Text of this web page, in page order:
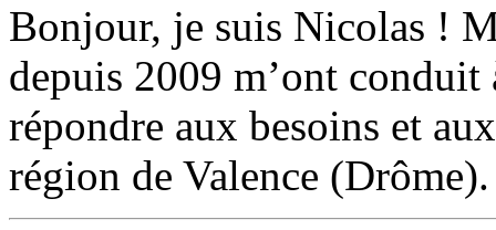
Bonjour, je suis Nicolas !
depuis 2009 m’ont
répondre aux besoins et
région de Valence (Drôme).